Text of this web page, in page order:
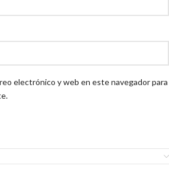
electrónico y web en este navegador para